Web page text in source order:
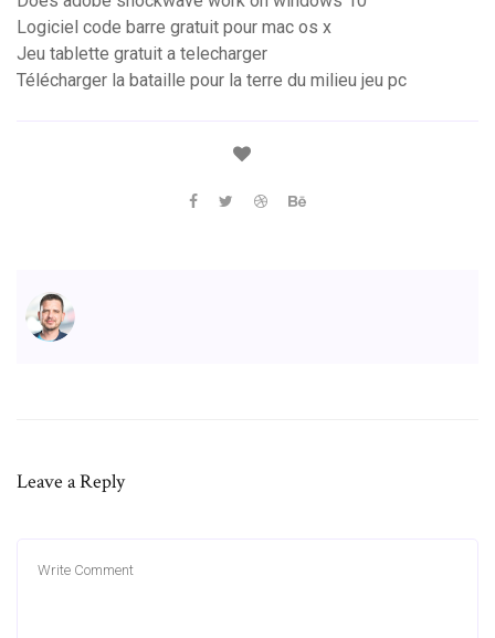
Logiciel code barre gratuit pour mac os x
Jeu tablette gratuit a telecharger
Télécharger la bataille pour la terre du milieu jeu pc
Leave a Reply